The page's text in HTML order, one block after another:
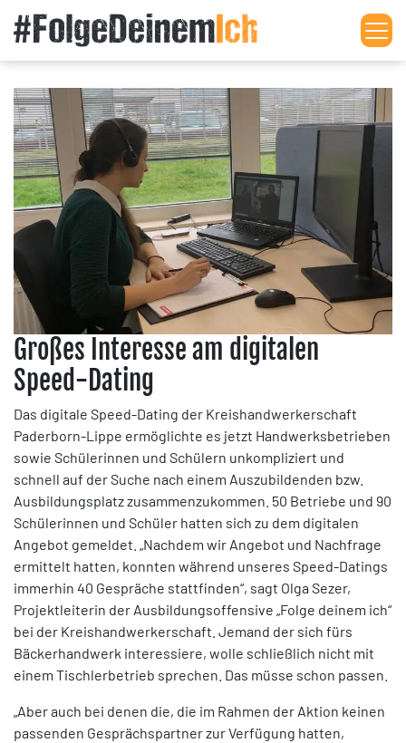
Großes Interesse am digitalen
Speed-Dating
Das digitale Speed-Dating der Kreishandwerkerschaft
Paderborn-Lippe ermöglichte es jetzt Handwerksbetrieben
sowie Schülerinnen und Schülern unkompliziert und
schnell auf der Suche nach einem Auszubildenden bzw.
Ausbildungsplatz zusammenzukommen. 50 Betriebe und 90
Schülerinnen und Schüler hatten sich zu dem digitalen
Angebot gemeldet. „Nachdem wir Angebot und Nachfrage
ermittelt hatten, konnten während unseres Speed-Datings
immerhin 40 Gespräche stattfinden“, sagt Olga Sezer,
Projektleiterin der Ausbildungsoffensive „Folge deinem ich“
bei der Kreishandwerkerschaft. Jemand der sich fürs
Bäckerhandwerk interessiere, wolle schließlich nicht mit
einem Tischlerbetrieb sprechen. Das müsse schon passen.
„Aber auch bei denen die, die im Rahmen der Aktion keinen
passenden Gesprächspartner zur Verfügung hatten,